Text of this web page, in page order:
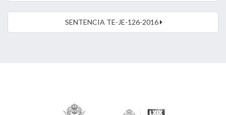
SENTENCIA TE-JE-126-2016